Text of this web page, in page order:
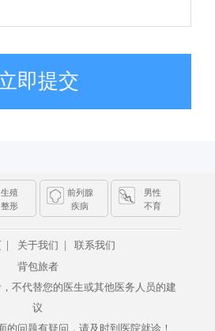
即提交
生殖
整形
前列腺
疾病
男性
不育
| 关于我们 |
联系我们
背包旅者
不代替您的医生或其他医务人员的建
议
的问题有疑问，请及时到医院就诊！